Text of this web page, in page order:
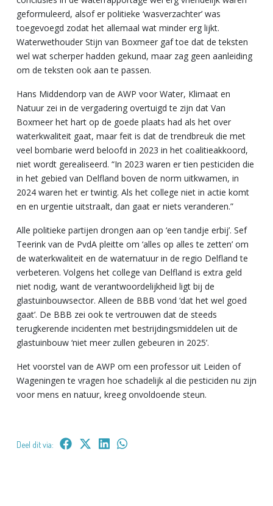
geformuleerd, alsof er politieke ‘wasverzachter’ was
toegevoegd zodat het allemaal wat minder erg lijkt.
Waterwethouder Stijn van Boxmeer gaf toe dat de teksten
wel wat scherper hadden gekund, maar zag geen aanleiding
om de teksten ook aan te passen.
Hans Middendorp van de AWP voor Water, Klimaat en
Natuur zei in de vergadering overtuigd te zijn dat Van
Boxmeer het hart op de goede plaats had als het over
waterkwaliteit gaat, maar feit is dat de trendbreuk die met
veel bombarie werd beloofd in 2023 in het coalitieakkoord,
niet wordt gerealiseerd. “In 2023 waren er tien pesticiden die
in het gebied van Delfland boven de norm uitkwamen, in
2024 waren het er twintig. Als het college niet in actie komt
en en urgentie uitstraalt, dan gaat er niets veranderen.”
Alle politieke partijen drongen aan op ‘een tandje erbij’. Sef
Teerink van de PvdA pleitte om ‘alles op alles te zetten’ om
de waterkwaliteit en de waternatuur in de regio Delfland te
verbeteren. Volgens het college van Delfland is extra geld
niet nodig, want de verantwoordelijkheid ligt bij de
glastuinbouwsector. Alleen de BBB vond ‘dat het wel goed
gaat’. De BBB zei ook te vertrouwen dat de steeds
terugkerende incidenten met bestrijdingsmiddelen uit de
glastuinbouw ‘niet meer zullen gebeuren in 2025’.
Het voorstel van de AWP om een professor uit Leiden of
Wageningen te vragen hoe schadelijk al die pesticiden nu zijn
voor mens en natuur, kreeg onvoldoende steun.
Deel dit via: